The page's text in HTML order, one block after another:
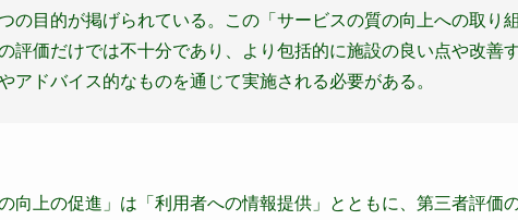
の目的が掲げられている。この「サービスの質の向上への取り
評価だけでは不十分であり、より包括的に施設の良い点や改善
アドバイス的なものを通じて実施される必要がある。
向上の促進」は「利用者への情報提供」とともに、第三者評価